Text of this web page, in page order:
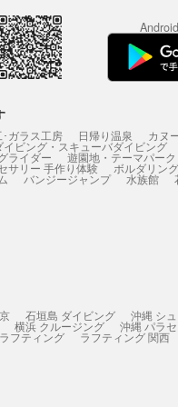
ガラス工房 日帰り温泉 カヌ
イビング・スキューバダイビング
ライダー 遊園地・テーマパーク
サリー 手作り体験 ボルダリング
バンジージャンプ 水族館
石垣島 ダイビング 沖縄 シ
横浜 クルージング 沖縄 パラ
フティング ラフティング 関西